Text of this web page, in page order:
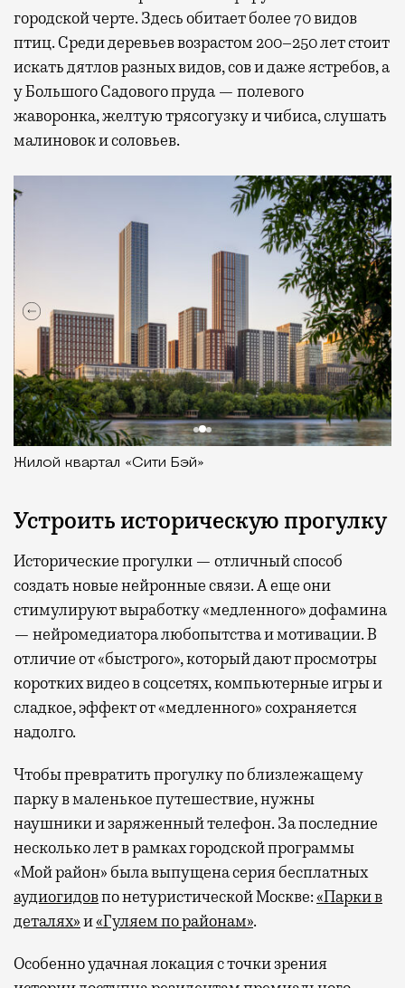
городской черте. Здесь обитает более 70 видов
птиц. Среди деревьев возрастом 200–250 лет стоит
искать дятлов разных видов, сов и даже ястребов, а
у Большого Садового пруда — полевого
жаворонка, желтую трясогузку и чибиса, слушать
малиновок и соловьев.
Жилой квартал «Сити Бэй»
Устроить историческую прогулку
Исторические прогулки — отличный способ
создать новые нейронные связи. А еще они
стимулируют выработку «медленного» дофамина
— нейромедиатора любопытства и мотивации. В
отличие от «быстрого», который дают просмотры
коротких видео в соцсетях, компьютерные игры и
сладкое, эффект от «медленного» сохраняется
надолго.
Чтобы превратить прогулку по близлежащему
парку в маленькое путешествие, нужны
наушники и заряженный телефон. За последние
несколько лет в рамках городской программы
«Мой район» была выпущена серия бесплатных
аудиогидовпо нетуристической Москве:«Парки в
деталях»и«Гуляем по районам».
Особенно удачная локация с точки зрения